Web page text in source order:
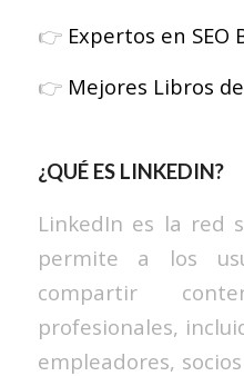
👉 Expertos en SEO
👉 Mejores Libros
¿QUÉ ES LINKEDIN?
LinkedIn es la red
permite a los
compartir
profesionales,
empleadores,